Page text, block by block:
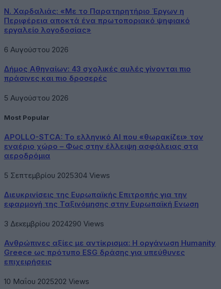
Ν. Χαρδαλιάς: «Με το Παρατηρητήριο Έργων η
Περιφέρεια αποκτά ένα πρωτοποριακό ψηφιακό
εργαλείο λογοδοσίας»
6 Αυγούστου 2026
Δήμος Αθηναίων: 43 σχολικές αυλές γίνονται πιο
πράσινες και πιο δροσερές
5 Αυγούστου 2026
Most Popular
APOLLO-STCA: Το ελληνικό AI που «θωρακίζει» τον
εναέριο χώρο – Φως στην έλλειψη ασφάλειας στα
αεροδρόμια
5 Σεπτεμβρίου 2025304 Views
Διευκρινίσεις της Ευρωπαϊκής Επιτροπής για την
εφαρμογή της Ταξινόμησης στην Ευρωπαϊκή Ενωση
3 Δεκεμβρίου 2024290 Views
Ανθρώπινες αξίες με αντίκρισμα: Η οργάνωση Humanity
Greece ως πρότυπο ESG δράσης για υπεύθυνες
επιχειρήσεις
10 Μαΐου 2025202 Views